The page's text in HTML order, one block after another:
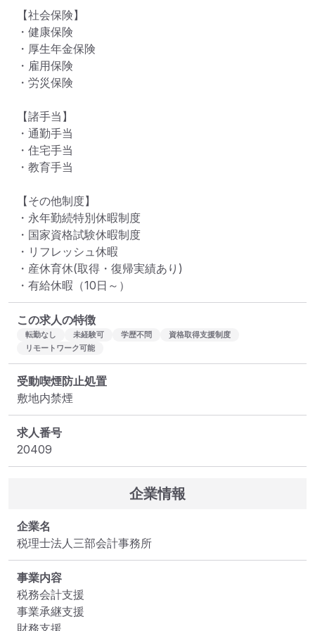
【社会保険】
・健康保険
・厚生年金保険
・雇用保険
・労災保険
【諸手当】
・通勤手当
・住宅手当
・教育手当
【その他制度】
・永年勤続特別休暇制度
・国家資格試験休暇制度
・リフレッシュ休暇
・産休育休(取得・復帰実績あり)
・有給休暇（10日～）
この求人の特徴
転勤なし 未経験可 学歴不問
資格取得支援制度
リモートワーク可能
受動喫煙防止処置
敷地内禁煙
求人番号
20409
企業情報
企業名
税理士法人三部会計事務所
事業内容
税務会計支援
事業承継支援